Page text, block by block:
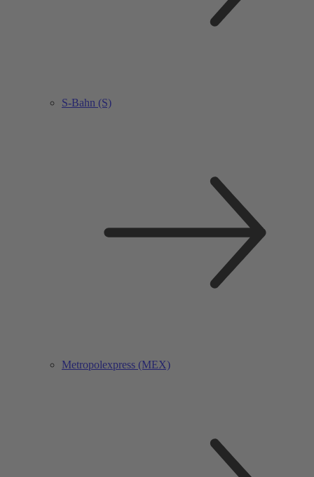
S-Bahn (S)
Metropolexpress (MEX)